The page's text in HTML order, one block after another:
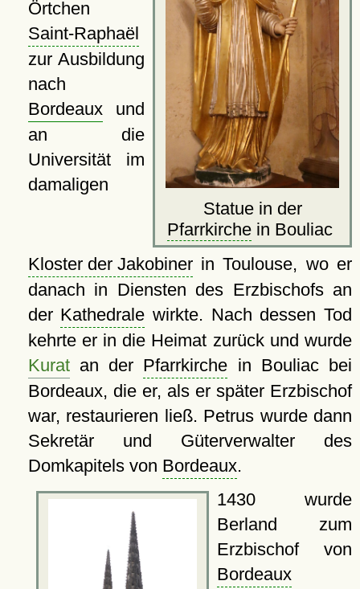
Statue in der
Pfarrkirche in Bouliac
Örtchen
Saint-Raphaël
zur Ausbildung
nach
Bordeauxund
an die
Universität im
damaligen
Kloster der Jakobinerin Toulouse, wo er
danach in Diensten des Erzbischofs an
der Kathedrale wirkte. Nach dessen Tod
kehrte er in die Heimat zurück und wurde
Kuratan der Pfarrkirche in Bouliac bei
Bordeaux, die er, als er später Erzbischof
war, restaurieren ließ. Petrus wurde dann
Sekretär und Güterverwalter des
Domkapitels von Bordeaux.
1430 wurde
Berland zum
Erzbischof von
Bordeaux